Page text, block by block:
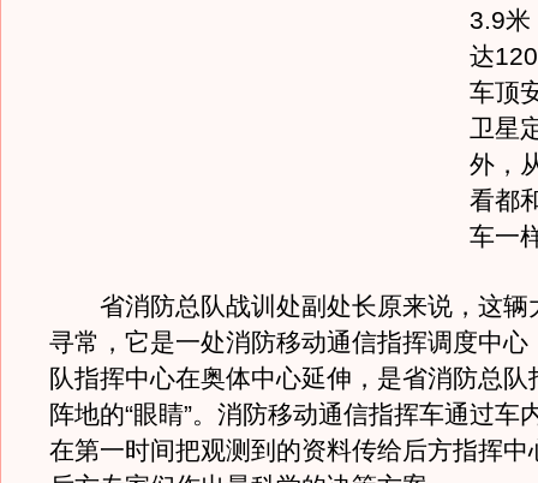
3.9米
达
车顶
卫星
外，
看都
车一
省消防总队战训处副处长原来说，这辆
寻常，它是一处消防移动通信指挥调度中心
队指挥中心在奥体中心延伸，是省消防总队
阵地的“眼睛”。消防移动通信指挥车通过车
在第一时间把观测到的资料传给后方指挥中